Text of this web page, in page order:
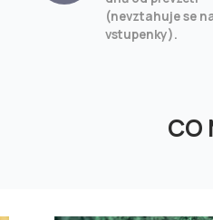
(nevztahuje se
vstupenky).
CO